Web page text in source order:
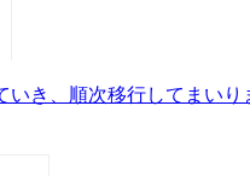
き、順次移行してまいり